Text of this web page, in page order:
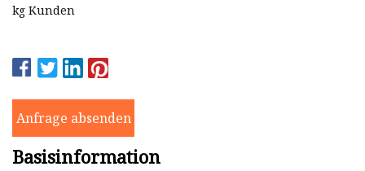
kg Kunden
Anfrage absenden
Basisinformation